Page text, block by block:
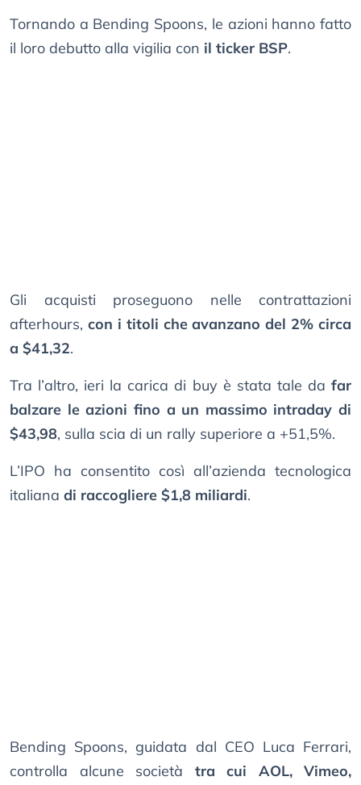
Tornando a Bending Spoons, le azioni hanno fatto
il loro debutto alla vigilia con il ticker BSP.
Gli acquisti proseguono nelle contrattazioni
afterhours, con i titoli che avanzano del 2% circa
a $41,32.
Tra l’altro, ieri la carica di buy è stata tale da far
balzare le azioni fino a un massimo intraday di
$43,98, sulla scia di un rally superiore a +51,5%.
L’IPO ha consentito così all’azienda tecnologica
italiana di raccogliere $1,8 miliardi.
Bending Spoons, guidata dal CEO Luca Ferrari,
controlla alcune società tra cui AOL, Vimeo,